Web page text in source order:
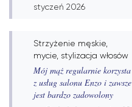
styczeń 2026
Strzyżenie męskie,
mycie, stylizacja włosów
Mój mąż regularnie korzysta
z usług salonu Enzo i zawsze
jest bardzo zadowolony